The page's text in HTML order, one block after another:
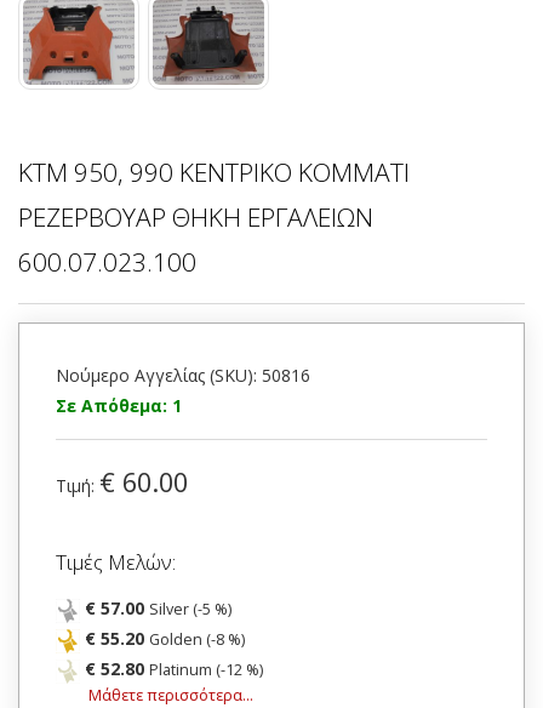
ΚΤΜ 950, 990 ΚΕΝΤΡΙΚΟ ΚΟΜΜΑΤΙ
ΡΕΖΕΡΒΟΥΑΡ ΘΗΚΗ ΕΡΓΑΛΕΙΩΝ
600.07.023.100
Νούμερο Αγγελίας (SKU): 50816
Σε Απόθεμα: 1
Τιμή: € 60.00
Τιμές Μελών:
€ 57.00 Silver (-5 %)
€ 55.20 Golden (-8 %)
€ 52.80 Platinum (-12 %)
Μάθετε περισσότερα...